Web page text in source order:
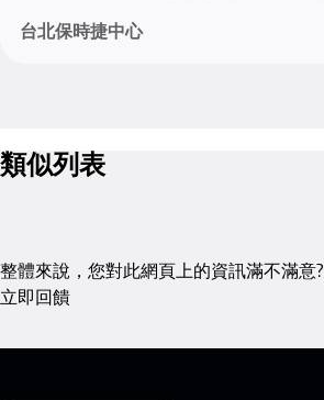
台北保時捷中心
類似列表
整體來說，您對此網頁上的資訊滿不滿意?
立即回饋